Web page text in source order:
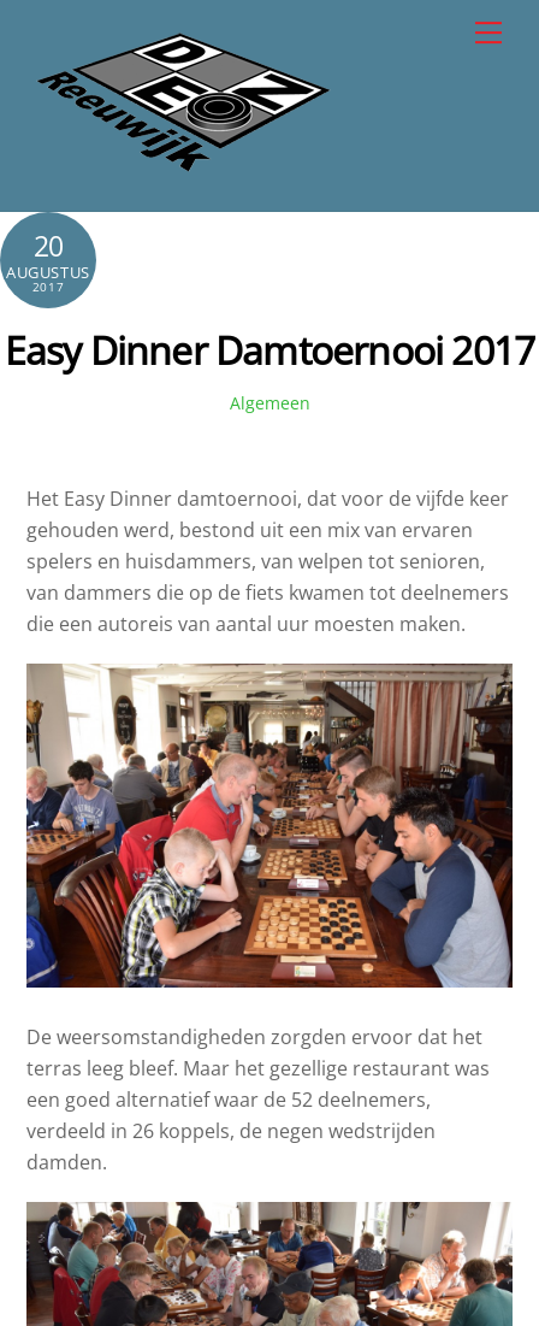
content
20
AUGUSTUS
2017
Easy Dinner Damtoernooi 2017
Algemeen
Het Easy Dinner damtoernooi, dat voor de vijfde keer
gehouden werd, bestond uit een mix van ervaren
spelers en huisdammers, van welpen tot senioren,
van dammers die op de fiets kwamen tot deelnemers
die een autoreis van aantal uur moesten maken.
De weersomstandigheden zorgden ervoor dat het
terras leeg bleef. Maar het gezellige restaurant was
een goed alternatief waar de 52 deelnemers,
verdeeld in 26 koppels, de negen wedstrijden
damden.